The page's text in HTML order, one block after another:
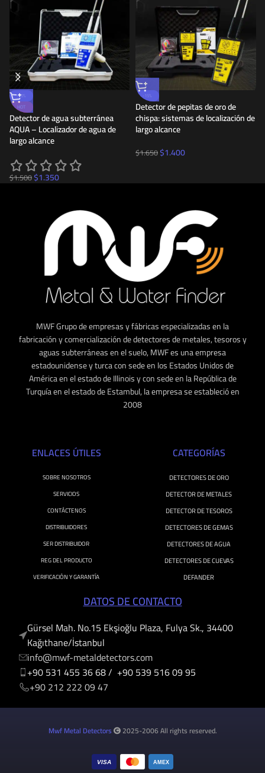
-10%
HOT
Detector de agua subterránea
AQUA – Localizador de agua de
largo alcance
$1.500$1.350
-15%
Detector de pepitas de oro de
chispa: sistemas de localización de
largo alcance
$1.650$1.400
MWF Grupo de empresas y fábricas especializadas en la
fabricación y comercialización de detectores de metales, tesoros y
aguas subterráneas en el suelo, MWF es una empresa
estadounidense y turca con sede en los Estados Unidos de
América en el estado de Illinois y con sede en la República de
Turquía en el estado de Estambul, la empresa se estableció en
2008
ENLACES ÚTILES
SOBRE NOSOTROS
SERVICIOS
CONTÁCTENOS
DISTRIBUIDORES
SER DISTRIBUIDOR
REG DEL PRODUCTO
VERIFICACIÓN Y GARANTÍA
CATEGORÍAS
DETECTORES DE ORO
DETECTOR DE METALES
DETECTOR DE TESOROS
DETECTORES DE GEMAS
DETECTORES DE AGUA
DETECTORES DE CUEVAS
DEFANDER
DATOS DE CONTACTO
Gürsel Mah. No.15 Ekşioğlu Plaza, Fulya Sk., 34400
Kağıthane/İstanbul
info@mwf-metaldetectors.com
+90 531 455 36 68 / +90 539 516 09 95
‎‪+90 212 222 09 47
Mwf Metal Detectors 2025-2006 All rights reserved.
VISA AMEX